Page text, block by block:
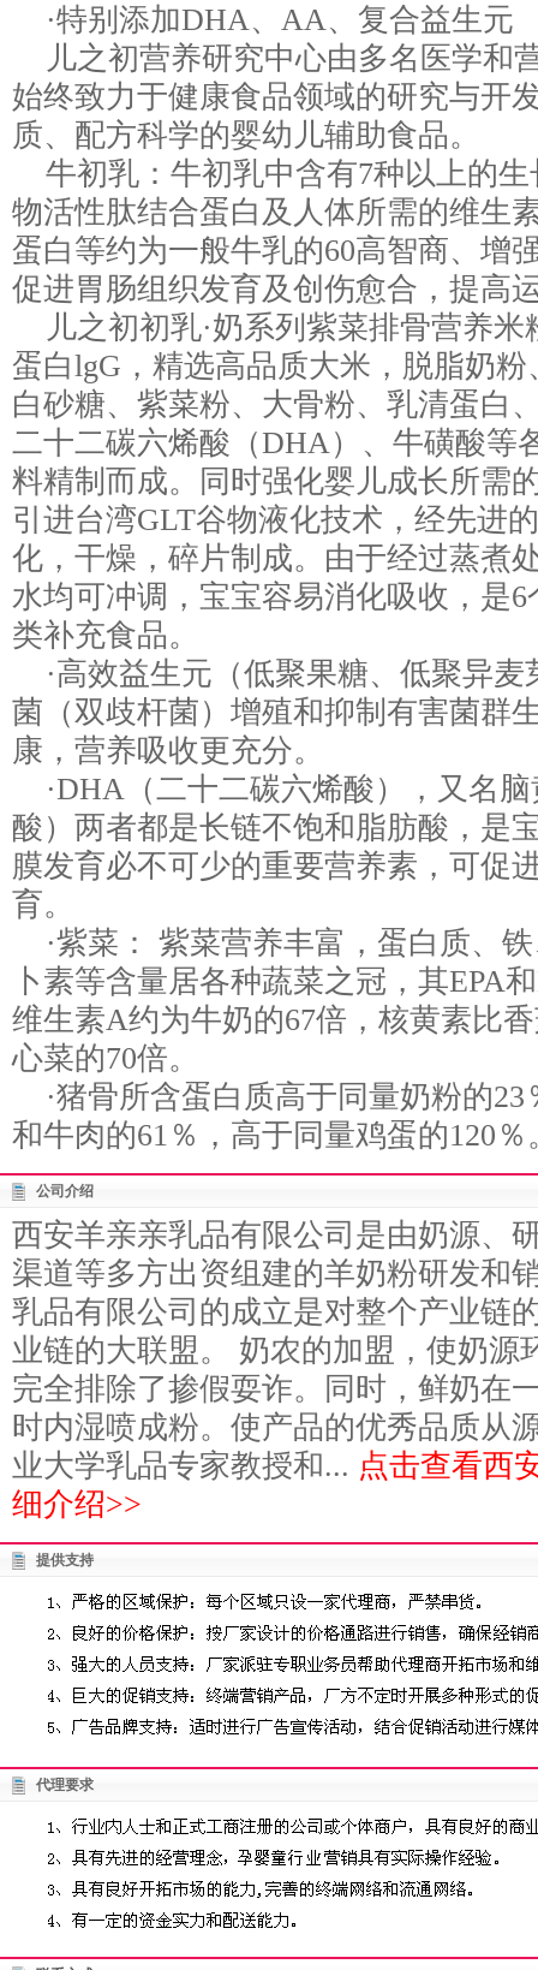
·特别添加DHA、AA、复合益生元
儿之初营养研究中心由多名医学和
始终致力于健康食品领域的研究与开
质、配方科学的婴幼儿辅助食品。
牛初乳：牛初乳中含有7种以上的
物活性肽结合蛋白及人体所需的维生
蛋白等约为一般牛乳的60高智商、增
促进胃肠组织发育及创伤愈合，提高
儿之初初乳·奶系列紫菜排骨营养米
蛋白lgG，精选高品质大米，脱脂奶
白砂糖、紫菜粉、大骨粉、乳清蛋白
二十二碳六烯酸（DHA）、牛磺酸等
料精制而成。同时强化婴儿成长所需
引进台湾GLT谷物液化技术，经先进
化，干燥，碎片制成。由于经过蒸煮
水均可冲调，宝宝容易消化吸收，是
类补充食品。
·高效益生元（低聚果糖、低聚异麦
菌（双歧杆菌）增殖和抑制有害菌群
康，营养吸收更充分。
·DHA（二十二碳六烯酸），又名
酸）两者都是长链不饱和脂肪酸，是
膜发育必不可少的重要营养素，可促
育。
·紫菜： 紫菜营养丰富，蛋白质、
卜素等含量居各种蔬菜之冠，其EPA
维生素A约为牛奶的67倍，核黄素比
心菜的70倍。
·猪骨所含蛋白质高于同量奶粉的23
和牛肉的61％，高于同量鸡蛋的120％
公司介绍
西安羊亲亲乳品有限公司是由奶源、
渠道等多方出资组建的羊奶粉研发和
乳品有限公司的成立是对整个产业链
业链的大联盟。 奶农的加盟，使奶源
完全排除了掺假耍诈。同时，鲜奶在
时内湿喷成粉。使产品的优秀品质从
业大学乳品专家教授和... 点击查看西
细介绍>>
提供支持
代理要求